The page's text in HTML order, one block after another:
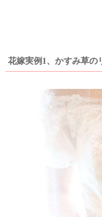
花嫁実例1、かすみ草